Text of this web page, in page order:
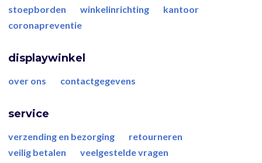
stoepborden
winkelinrichting
kantoor
coronapreventie
displaywinkel
over ons contactgegevens
service
verzending en bezorging
retourneren
veilig betalen
veelgestelde vragen